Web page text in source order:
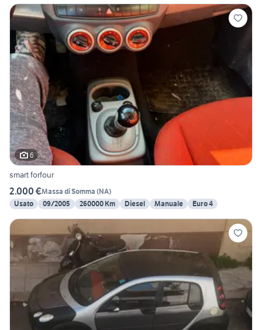
6
smart forfour
2.000 €Massa di Somma (NA)
Usato
09/2005 260000 Km Diesel Manuale Euro 4